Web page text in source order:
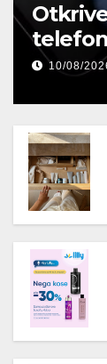
o 10/08/